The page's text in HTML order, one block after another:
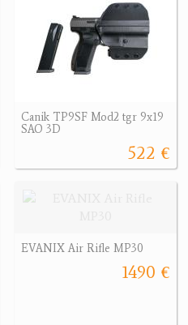
Canik TP9SF Mod2 tgr 9x19
SAO 3D
522 €
EVANIX Air Rifle MP30
1490 €